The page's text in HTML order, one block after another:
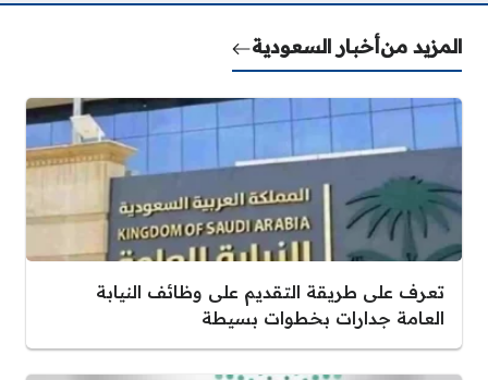
المزيد منأخبار السعودية
تعرف على طريقة التقديم على وظائف النيابة
العامة جدارات بخطوات بسيطة